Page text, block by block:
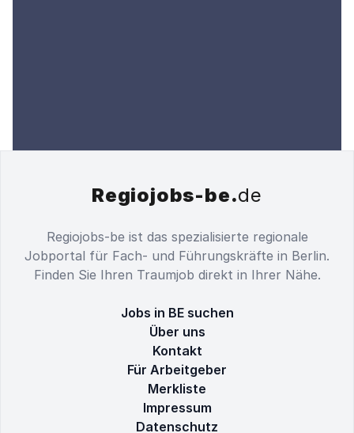
Regiojobs-be.de
Regiojobs-be ist das spezialisierte regionale
Jobportal für Fach- und Führungskräfte in Berlin.
Finden Sie Ihren Traumjob direkt in Ihrer Nähe.
Jobs in BE suchen
Über uns
Kontakt
Für Arbeitgeber
Merkliste
Impressum
Datenschutz